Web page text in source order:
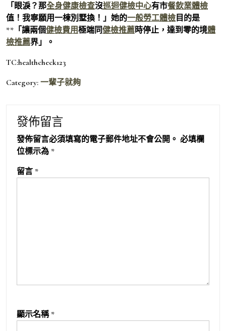
「眼淚？那全身健康檢查沒巡迴健檢中心有市餐飲業體檢
值！我寧願用一棟別墅換！」她的一般勞工體檢 目的是
**「讓兩個健檢費用極端同健檢推薦時停止，達到零的境體
檢推薦界」。
TC:healthcheck123
Category: 一輩子就夠
發佈留言
發佈留言必須填寫的電子郵件地址不會公開。 必填欄
位標示為 *
留言 *
顯示名稱 *